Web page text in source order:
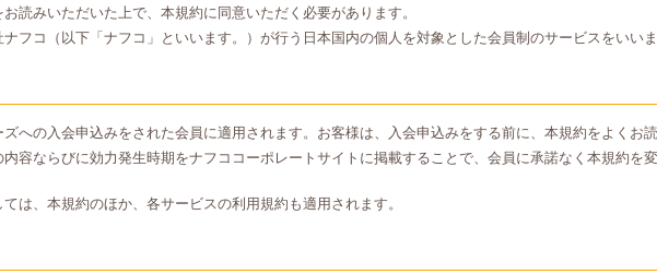
読みいただいた上で、本規約に同意いただく必要があります。
フコ（以下「ナフコ」といいます。）が行う日本国内の個人を対象とした会員制のサービスをいいま
への入会申込みをされた会員に適用されます。お客様は、入会申込みをする前に、本規約をよくお読
容ならびに効力発生時期をナフココーポレートサイトに掲載することで、会員に承諾なく本規約を
は、本規約のほか、各サービスの利用規約も適用されます。